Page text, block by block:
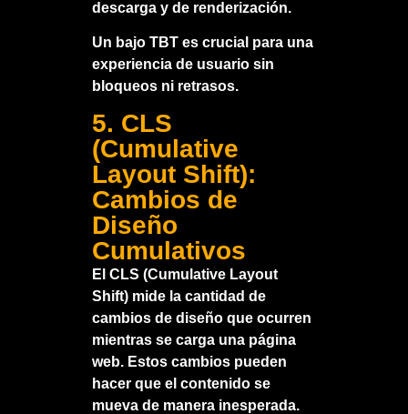
descarga y de renderización.
Un bajo TBT es crucial para una
experiencia de usuario sin
bloqueos ni retrasos.
5. CLS
(Cumulative
Layout Shift):
Cambios de
Diseño
Cumulativos
El CLS (Cumulative Layout
Shift) mide la cantidad de
cambios de diseño que ocurren
mientras se carga una página
web. Estos cambios pueden
hacer que el contenido se
mueva de manera inesperada.